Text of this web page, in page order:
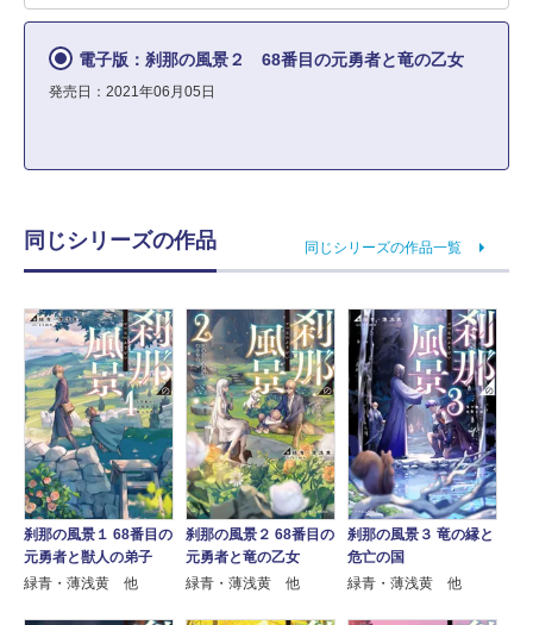
電子版：刹那の風景２ 68番目の元勇者と竜の乙女
発売日：2021年06月05日
同じシリーズの作品 同じシリーズの作品一覧
刹那の風景１ 68番目の
元勇者と獣人の弟子
緑青・薄浅黄 他
刹那の風景２ 68番目の
元勇者と竜の乙女
緑青・薄浅黄 他
刹那の風景３ 竜の縁と
危亡の国
緑青・薄浅黄 他